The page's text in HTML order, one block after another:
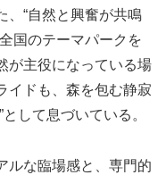
、“自然と興奮が共鳴
国のテーマパークを
が主役になっている場
イドも、森を包む静寂
して息づいている。
ルな臨場感と、専門的